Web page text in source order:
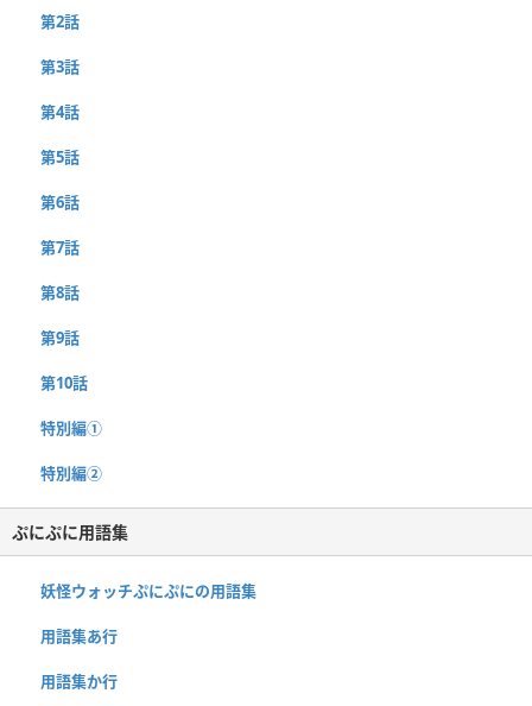
第2話
第3話
第4話
第5話
第6話
第7話
第8話
第9話
第10話
特別編①
特別編②
ぷにぷに用語集
妖怪ウォッチぷにぷにの用語集
用語集あ行
用語集か行